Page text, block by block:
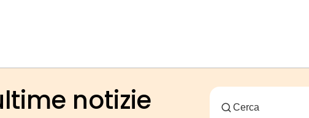
notizie